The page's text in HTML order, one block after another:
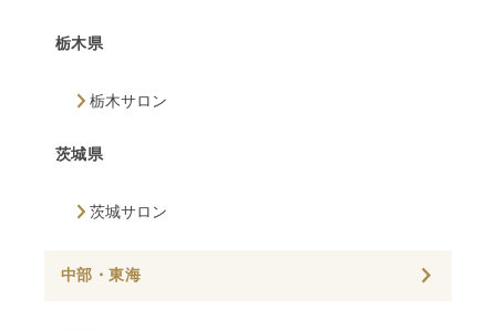
栃木県
栃木サロン
茨城県
茨城サロン
中部・東海